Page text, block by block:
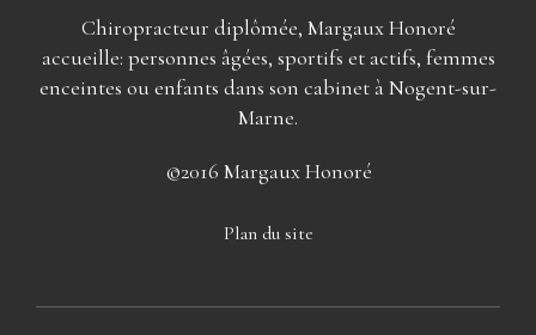
Chiropracteur diplômée, Margaux Honoré
accueille: personnes âgées, sportifs et actifs, femmes
enceintes ou enfants dans son cabinet à Nogent-sur-
Marne.
©2016 Margaux Honoré
Plan du site